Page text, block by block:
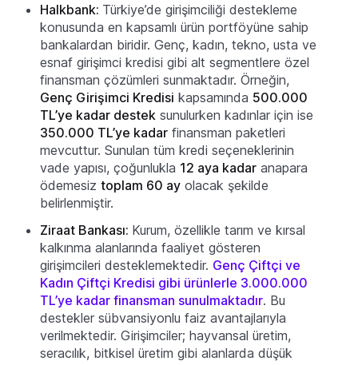
Halkbank: Türkiye’de girişimciliği destekleme
konusunda en kapsamlı ürün portföyüne sahip
bankalardan biridir. Genç, kadın, tekno, usta ve
esnaf girişimci kredisi gibi alt segmentlere özel
finansman çözümleri sunmaktadır. Örneğin,
Genç Girişimci Kredisi kapsamında 500.000
TL’ye kadar destek sunulurken kadınlar için ise
350.000 TL’ye kadar finansman paketleri
mevcuttur. Sunulan tüm kredi seçeneklerinin
vade yapısı, çoğunlukla 12 aya kadar anapara
ödemesiz toplam 60 ay olacak şekilde
belirlenmiştir.
Ziraat Bankası: Kurum, özellikle tarım ve kırsal
kalkınma alanlarında faaliyet gösteren
girişimcileri desteklemektedir. Genç Çiftçi ve
Kadın Çiftçi Kredisi gibi ürünlerle 3.000.000
TL’ye kadar finansman sunulmaktadır. Bu
destekler sübvansiyonlu faiz avantajlarıyla
verilmektedir. Girişimciler; hayvansal üretim,
seracılık, bitkisel üretim gibi alanlarda düşük